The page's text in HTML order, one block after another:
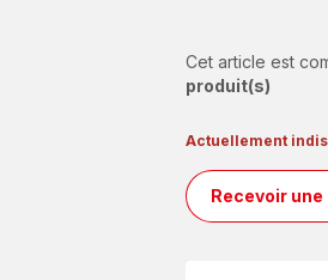
Cet article est
produit(s)
Actuellement
Recevoir